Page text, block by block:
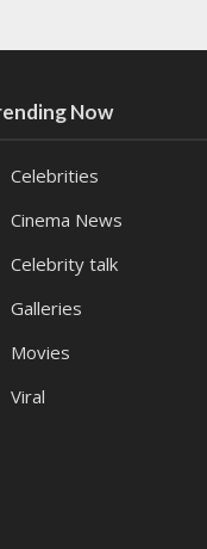
Now
Celebrities
Cinema News
Celebrity talk
Galleries
Movies
Viral